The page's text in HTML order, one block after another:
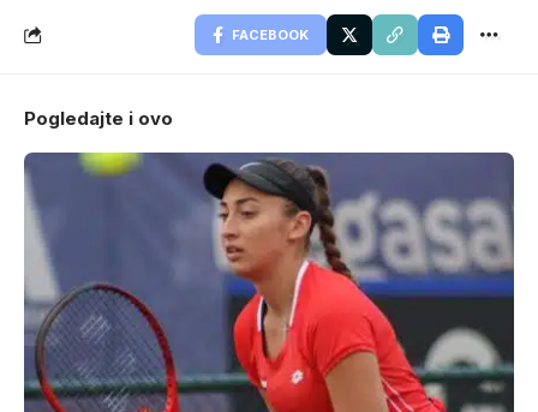
FACEBOOK
Pogledajte i ovo